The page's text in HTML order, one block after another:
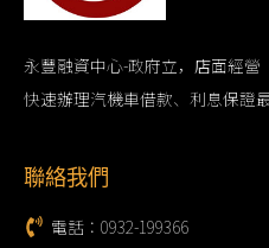
永豐融資中心-政府立，店面經營
快速辦理汽機車借款、利息保證最
聯絡我們
電話：0932-199366